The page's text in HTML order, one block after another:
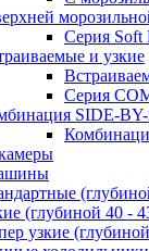
Серия Soft
и узкие
Серия
SIDE-
(глубиной 40 -
узкие